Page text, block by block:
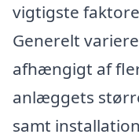
vigtigste
Generelt
afhængigt af
anlæggets
samt